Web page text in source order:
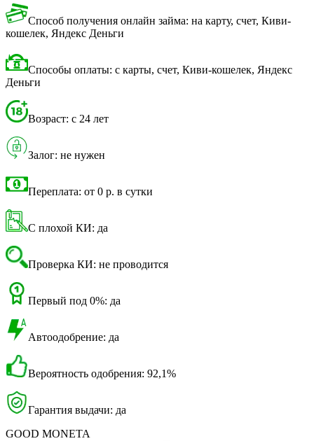
Способ получения онлайн займа: на карту, счет, Киви-
кошелек, Яндекс Деньги
Способы оплаты: с карты, счет, Киви-кошелек, Яндекс
Деньги
Возраст: с 24 лет
Залог: не нужен
Переплата: от 0 р. в сутки
С плохой КИ: да
Проверка КИ: не проводится
Первый под 0%: да
Автоодобрение: да
Вероятность одобрения: 92,1%
Гарантия выдачи: да
GOOD MONETA